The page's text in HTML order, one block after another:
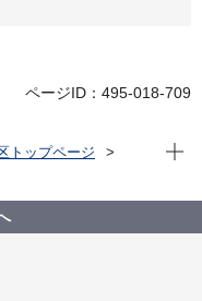
ページID：495-018-709
トップページ
現在